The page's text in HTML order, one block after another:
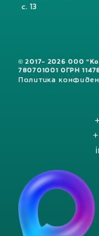
с. 13
© 2017- 2026 ООО
780701001 ОГРН
Политика